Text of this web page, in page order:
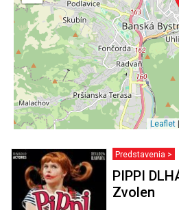
Leaflet
Predstavenia >
PIPPI
Zvolen